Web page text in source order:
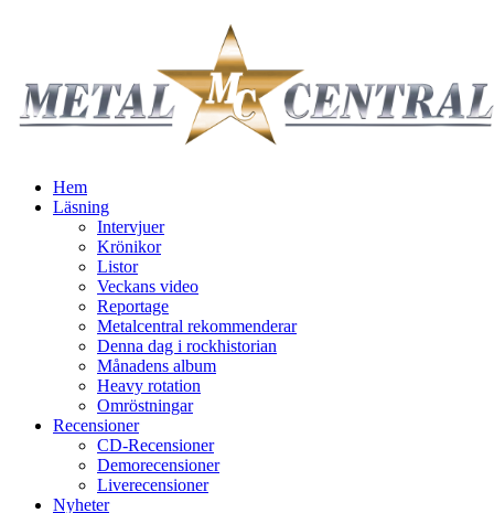
Hem
Läsning
Intervjuer
Krönikor
Listor
Veckans video
Reportage
Metalcentral rekommenderar
Denna dag i rockhistorian
Månadens album
Heavy rotation
Omröstningar
Recensioner
CD-Recensioner
Demorecensioner
Liverecensioner
Nyheter